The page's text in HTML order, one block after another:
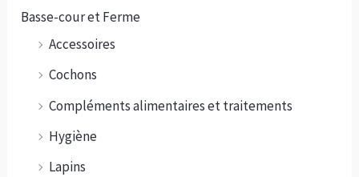
Basse-cour et Ferme
Accessoires
Cochons
Compléments alimentaires et traitements
Hygiène
Lapins